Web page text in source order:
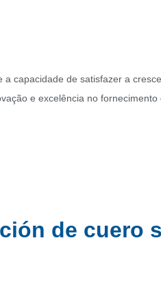
capacidade de satisfazer a
e excelência no fornecimento
de cuero